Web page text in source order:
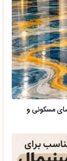
مسکونی و